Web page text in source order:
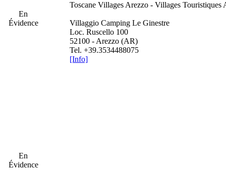
En
Évidence
En
Évidence
Toscane Villages Arezzo - Villages Touristiques
Villaggio Camping Le Ginestre
Loc. Ruscello 100
52100 - Arezzo (AR)
Tel. +39.3534488075
[Info]